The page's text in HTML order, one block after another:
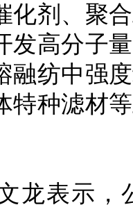
化剂、聚
发高分子
融纺中强
特种滤材
龙表示，